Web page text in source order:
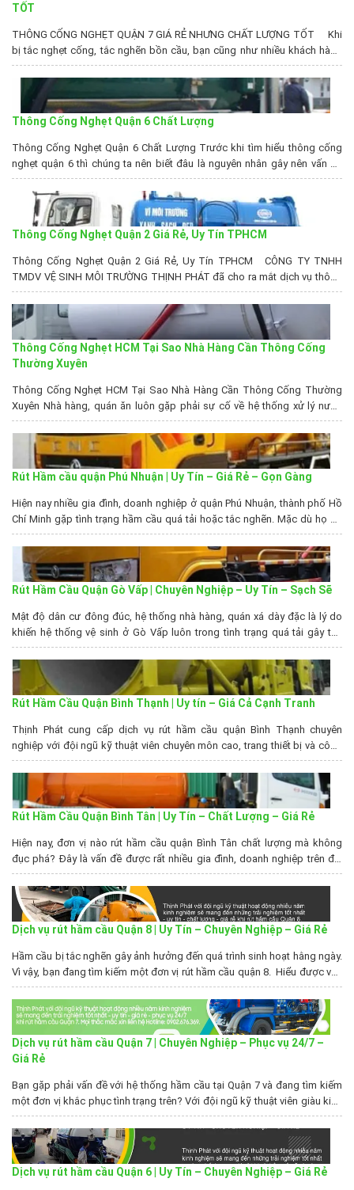
TỐT
THÔNG CỐNG NGHẸT QUẬN 7 GIÁ RẺ NHƯNG CHẤT LƯỢNG TỐT Khi
bị tắc nghẹt cống, tắc nghẽn bồn cầu, bạn cũng như nhiều khách hàng
khác, không biết nên chọn đơn vị, Công ty nào uy tín để sử dụng dịch
vụ. Vì vậy Công ty vệ sinh môi trường Thịnh Phát...
Thông Cống Nghẹt Quận 6 Chất Lượng
Thông Cống Nghẹt Quận 6 Chất Lượng Trước khi tìm hiểu thông cống
nghẹt quận 6 thì chúng ta nên biết đâu là nguyên nhân gây nên vấn đề
làm cống bị nghẹt cùng với các phương pháp để xử lý vấn đề này. Thông
Cống Nghẹt TPHCM − Lý Do Bạn Phải Thông Hệ...
Thông Cống Nghẹt Quận 2 Giá Rẻ, Uy Tín TPHCM
Thông Cống Nghẹt Quận 2 Giá Rẻ, Uy Tín TPHCM CÔNG TY TNHH
TMDV VỆ SINH MÔI TRƯỜNG THỊNH PHÁT đã cho ra mắt dịch vụ thông
cống nghẹt quận 2 giá rẻ. Với kinh nghiệm nhiều năm trong lĩnh vực
thông cống nghẹt, hút hầm cầu tại tphcm, chúng tôi cam kết đem lại
cho...
Thông Cống Nghẹt HCM Tại Sao Nhà Hàng Cần Thông Cống
Thường Xuyên
Thông Cống Nghẹt HCM Tại Sao Nhà Hàng Cần Thông Cống Thường
Xuyên Nhà hàng, quán ăn luôn gặp phải sự cố về hệ thống xử lý nước
thải, thông cống nghẹt HCM tại công ty chúng tôi sẽ đảm bảo chất
lượng cho bạn , cũng như giải đáp thắc mắc tại sao nên thông...
Rút Hầm cầu quận Phú Nhuận | Uy Tín – Giá Rẻ – Gọn Gàng
Hiện nay nhiều gia đình, doanh nghiệp ở quận Phú Nhuận, thành phố Hồ
Chí Minh gặp tình trạng hầm cầu quá tải hoặc tắc nghẽn. Mặc dù họ đã
thử nhiều cách để khắc phục nhưng không có hiệu quả. Vì vậy đa số
khách hàng đã tìm đến dịch vụ rút hầm cầu...
Rút Hầm Cầu Quận Gò Vấp | Chuyên Nghiệp – Uy Tín – Sạch Sẽ
Mật độ dân cư đông đúc, hệ thống nhà hàng, quán xá dày đặc là lý do
khiến hệ thống vệ sinh ở Gò Vấp luôn trong tình trạng quá tải gây tắc
nghẽn. Chính vì vậy, nhu cầu rút hầm cầu tại khu vực này luôn rất cao. Với
dịch vụ rút hầm cầu...
Rút Hầm Cầu Quận Bình Thạnh | Uy tín – Giá Cả Cạnh Tranh
Thịnh Phát cung cấp dịch vụ rút hầm cầu quận Bình Thạnh chuyên
nghiệp với đội ngũ kỹ thuật viên chuyên môn cao, trang thiết bị và công
nghệ hiện đại. Công ty cam kết mang đến cho khách hàng dịch vụ nhanh
chóng, hiệu quả và an toàn. Đồng thời gia thành dịch vụ...
Rút Hầm Cầu Quận Bình Tân | Uy Tín – Chất Lượng – Giá Rẻ
Hiện nay, đơn vị nào rút hầm cầu quận Bình Tân chất lượng mà không
đục phá? Đây là vấn đề được rất nhiều gia đình, doanh nghiệp trên địa
bàn quận quan tâm. Hiểu được điều này, công ty Thịnh Phát đã cho ra
đời đời dịch vụ thông rút hầm cầu triệt để...
Dịch vụ rút hầm cầu Quận 8 | Uy Tín – Chuyên Nghiệp – Giá Rẻ
Hầm cầu bị tắc nghẽn gây ảnh hưởng đến quá trình sinh hoạt hằng ngày.
Vì vậy, bạn đang tìm kiếm một đơn vị rút hầm cầu quận 8. Hiểu được vấn
đề đó, Rút hầm cầu Thịnh Phát đã có mặt và cam kết sẽ mang đến cho
bạn dịch vụ rút hầm cầu...
Dịch vụ rút hầm cầu Quận 7 | Chuyên Nghiệp – Phục vụ 24/7 –
Giá Rẻ
Bạn gặp phải vấn đề với hệ thống hầm cầu tại Quận 7 và đang tìm kiếm
một đơn vị khắc phục tình trạng trên? Với đội ngũ kỹ thuật viên giàu kinh
nghiệm và trang thiết bị hiện đại, Rút hầm cầu Thịnh Phát cam kết cung
cấp dịch vụ rút hầm cầu tại...
Dịch vụ rút hầm cầu Quận 6 | Uy Tín – Chuyên Nghiệp – Giá Rẻ